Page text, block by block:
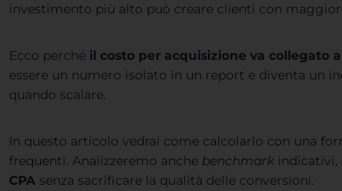
investimento più alto può creare clienti con
Ecco perché il costo per acquisizione va collegato a
essere un numero isolato in un report e diventa un
quando scalare.
In questo articolo vedrai come calcolarlo con una
frequenti. Analizzeremo anche benchmark indicativi,
CPA senza sacrificare la qualità delle conversioni.